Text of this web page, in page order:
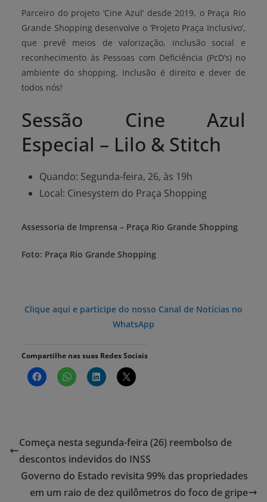
Parceiro do projeto ‘Cine Azul’ desde 2019, o Praça Rio
Grande Shopping desenvolve o ‘Projeto Praça Inclusivo’,
que prevê meios de valorização, inclusão social e
reconhecimento às Pessoas com Deficiência (PcD’s) no
ambiente do shopping. Inclusão é direito e dever de
todos nós!
Sessão Cine Azul
Especial – Lilo & Stitch
Quando: Segunda-feira, 26, às 19h
Local: Cinesystem do Praça Shopping
Assessoria de Imprensa – Praça Rio Grande Shopping
Foto: Praça Rio Grande Shopping
Clique aqui e participe do nosso Canal de Notícias no
WhatsApp
Compartilhe nas suas Redes Sociais
Começa nesta segunda-feira (26) reembolso de
descontos indevidos do INSS
Governo do Estado revisita 99% das propriedades
em um raio de dez quilômetros do foco de gripe